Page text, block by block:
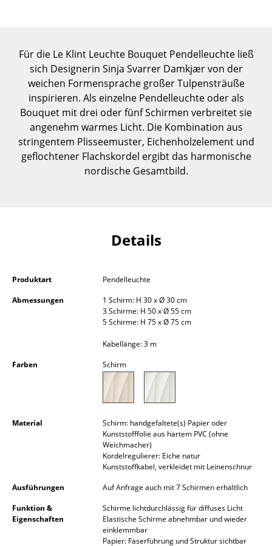
Aufbewahren
Regale & Schränke
Bücherregale
Wandregale
Sideboards & Kommoden
Kleinaufbewahrung
Licht
Hängeleuchten & Deckenleuchten
Schreibtischleuchten
Stehleuchten & Leseleuchten
Bodenleuchten
Wandleuchten
Outdoor-Leuchten
Für die Le Klint Leuchte Bouquet Pendelleuchte ließ
sich Designerin Sinja Svarrer Damkjær von der
weichen Formensprache großer Tulpensträuße
inspirieren. Als einzelne Pendelleuchte oder als
Bouquet mit drei oder fünf Schirmen verbreitet sie
angenehm warmes Licht. Die Kombination aus
stringentem Plisseemuster, Eichenholzelement und
geflochtener Flachskordel ergibt das harmonische
nordische Gesamtbild.
Details
Produktart
Pendelleuchte
Abmessungen
1 Schirm: H 30 x Ø 30 cm
3 Schirme: H 50 x Ø 55 cm
5 Schirme: H 75 x Ø 75 cm
Kabellänge: 3 m
Farben
Schirm
Material
Schirm: handgefaltete(s) Papier oder
Kunststofffolie aus hartem PVC (ohne
Weichmacher)
Kordelregulierer: Eiche natur
Kunststoffkabel, verkleidet mit Leinenschnur
Ausführungen
Auf Anfrage auch mit 7 Schirmen erhältlich
Funktion &
Eigenschaften
Schirme lichtdurchlässig für diffuses Licht
Elastische Schirme abnehmbar und wieder
einklemmbar
Papier: Faserführung und Struktur sichtbar